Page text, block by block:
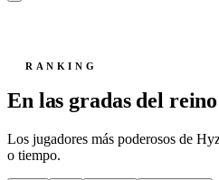
RANKING
En las gradas del reino
Los jugadores más poderosos de
o tiempo.